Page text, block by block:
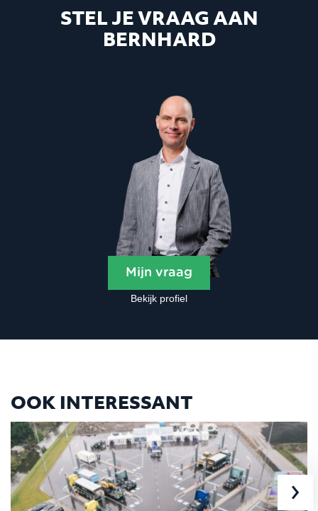
STEL JE VRAAG AAN
BERNHARD
Mijn vraag
Bekijk profiel
OOK INTERESSANT
›